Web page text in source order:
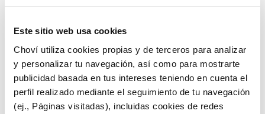
Este sitio web usa cookies
Choví utiliza cookies propias y de terceros para analizar
y personalizar tu navegación, así como para mostrarte
publicidad basada en tus intereses teniendo en cuenta el
perfil realizado mediante el seguimiento de tu navegación
(ej., Páginas visitadas), incluidas cookies de redes
Errores comunes a evitar al
hacer calamares a la
romana